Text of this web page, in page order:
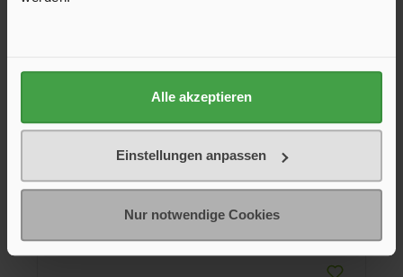
Alle akzeptieren
Einstellungen anpassen
Nur notwendige Cookies